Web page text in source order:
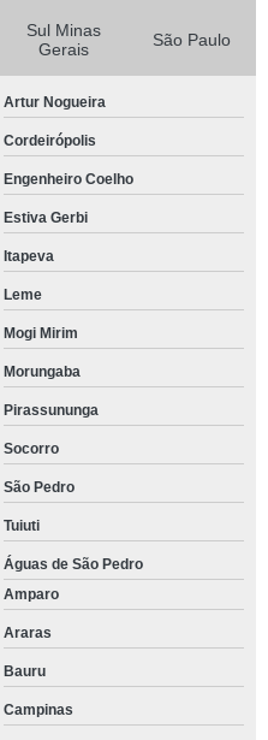
Sul Minas
Gerais
São Paulo
Artur Nogueira
Cordeirópolis
Engenheiro Coelho
Estiva Gerbi
Itapeva
Leme
Mogi Mirim
Morungaba
Pirassununga
Socorro
São Pedro
Tuiuti
Águas de São Pedro
Amparo
Araras
Bauru
Campinas